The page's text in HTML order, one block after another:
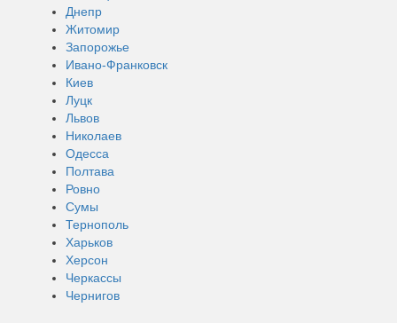
Днепр
Житомир
Запорожье
Ивано-Франковск
Киев
Луцк
Львов
Николаев
Одесса
Полтава
Ровно
Сумы
Тернополь
Харьков
Херсон
Черкассы
Чернигов